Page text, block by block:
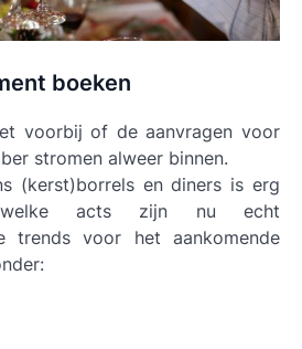
boeken
voorbij of de aanvragen voor
stromen alweer binnen.
(kerst)borrels en diners is erg
welke acts zijn nu echt
trends voor het aankomende